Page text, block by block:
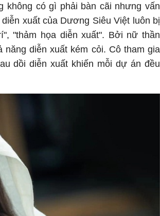
không có gì phải bàn cãi nhưng vấn
xuất của Dương Siêu Việt luôn bị
"thảm họa diễn xuất". Bởi nữ thần
diễn xuất kém cỏi. Cô tham gia
dồi diễn xuất khiến mỗi dự án đều